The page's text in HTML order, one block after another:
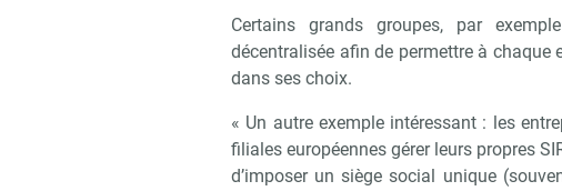
Certains grands groupes, par
décentralisée afin de permettre à chaque
dans ses choix.
« Un autre exemple intéressant : les
filiales européennes gérer leurs propres
d’imposer un siège social unique